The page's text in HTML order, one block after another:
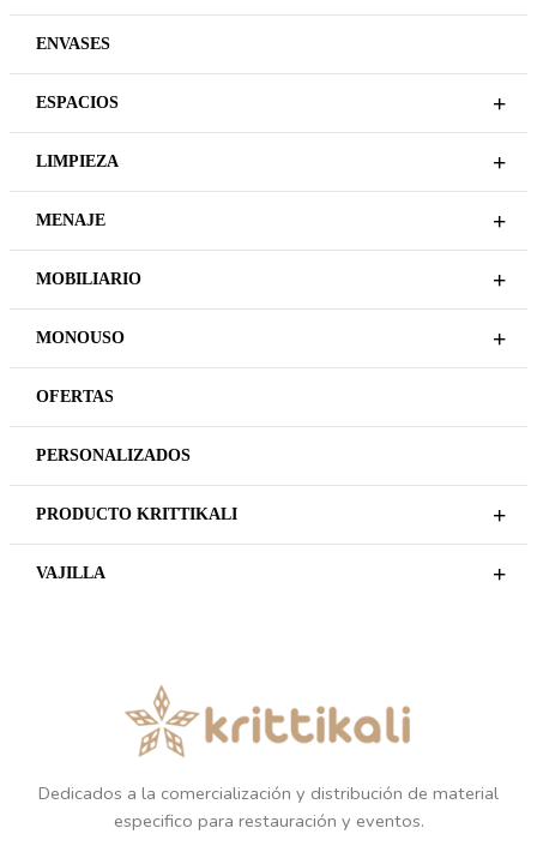
ENVASES
+
ESPACIOS
+
LIMPIEZA
+
MENAJE
+
MOBILIARIO
+
MONOUSO
OFERTAS
PERSONALIZADOS
+
PRODUCTO KRITTIKALI
+
VAJILLA
Dedicados a la comercialización y distribución de material
especifico para restauración y eventos.